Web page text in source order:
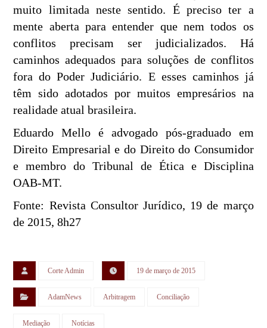
muito limitada neste sentido. É preciso ter a
mente aberta para entender que nem todos os
conflitos precisam ser judicializados. Há
caminhos adequados para soluções de conflitos
fora do Poder Judiciário. E esses caminhos já
têm sido adotados por muitos empresários na
realidade atual brasileira.
Eduardo Mello é advogado pós-graduado em
Direito Empresarial e do Direito do Consumidor
e membro do Tribunal de Ética e Disciplina
OAB-MT.
Fonte: Revista Consultor Jurídico, 19 de março
de 2015, 8h27
Corte Admin 19 de março de 2015
AdamNews Arbitragem Conciliação
Mediação Notícias